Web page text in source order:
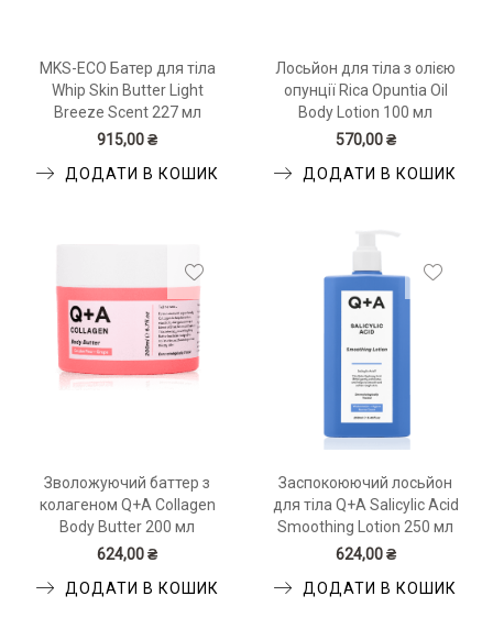
MKS-ECO Батер для тіла
Whip Skin Butter Light
Breeze Scent 227 мл
915,00 ₴
ДОДАТИ В КОШИК
Лосьйон для тіла з олією
опунції Rica Opuntia Oil
Body Lotion 100 мл
570,00 ₴
ДОДАТИ В КОШИК
Зволожуючий баттер з
колагеном Q+A Collagen
Body Butter 200 мл
624,00 ₴
ДОДАТИ В КОШИК
Заспокоюючий лосьйон
для тіла Q+A Salicylic Acid
Smoothing Lotion 250 мл
624,00 ₴
ДОДАТИ В КОШИК